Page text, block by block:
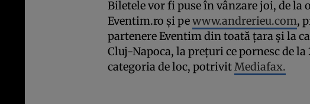
Biletele vor fi puse în vânzare joi, de la
Eventim.ro şi pewww.andrerieu.com,
partenere Eventim din toată ţara şi la
Cluj-Napoca, la preţuri ce pornesc de
categoria de loc, potrivitMediafax.